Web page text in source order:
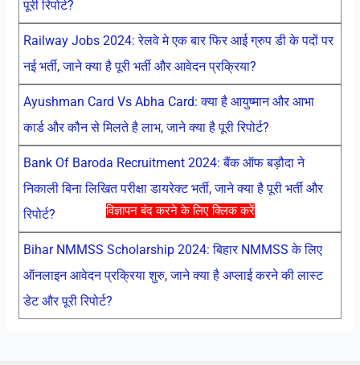
विज्ञापन बंद करने के लिए क्लिक करें
पूरी रिपोर्ट?
Railway Jobs 2024: रेलवे मे एक बार फिर आई ग्रुप डी के पदों पर
नई भर्ती, जाने क्या है पूरी भर्ती और आवेदन प्रक्रिया?
Ayushman Card Vs Abha Card: क्या है आयुष्मान और आभा
कार्ड और कौन से मिलते है लाभ, जाने क्या है पूरी रिपोर्ट?
Bank Of Baroda Recruitment 2024: बैंक ऑफ बड़ौदा ने
निकाली बिना लिखित परीक्षा डायरेक्ट भर्ती, जाने क्या है पूरी भर्ती और
रिपोर्ट?
Bihar NMMSS Scholarship 2024: बिहार NMMSS के लिए
ऑनलाइन आवेदन प्रक्रिया शुरु, जाने क्या है अप्लाई करने की लास्ट
डेट और पूरी रिपोर्ट?